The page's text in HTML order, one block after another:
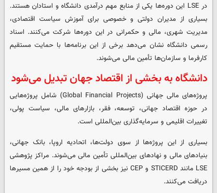
در LSE این دوره‌ها یکی از منابع مهم درآمدی دانشگاه و استادان هستند.
بسیاری از مدیران دولتی و خصوصی برای آموزش سیاست اقتصادی،
مدیریت شهری، مالی و حکمرانی در این دوره‌ها شرکت می‌کنند. اسناد
رسمی دانشگاه نشان می‌دهد برخی از این برنامه‌ها با حمایت مستقیم
کارفرما و سازمان‌ها تأمین مالی می‌شوند.
دانشگاه به بخشی از اقتصاد جهان تبدیل می‌شود
پروژه‌های مالی جهانی (Global Financial Projects) شامل پروژه‌هایی
در حوزه اقتصاد جهانی، توسعه، فقر، بازارهای مالی، سیاست پولی،
تغییرات اقلیمی و سرمایه‌گذاری بین‌المللی است.
بسیاری از این پروژه‌ها از سوی دولت‌ها، اتحادیه اروپا، بانک جهانی،
بنیادهای مالی و نهادهای بین‌المللی تأمین مالی می‌شوند. مراکز پژوهشی
LSE مانند STICERD و CEP نیز بخشی از بودجه خود را از همین مسیرها
دریافت می‌کنند.